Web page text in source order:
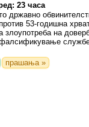
23 часа
државно
53-годишна
злоупотреба на
прашања »